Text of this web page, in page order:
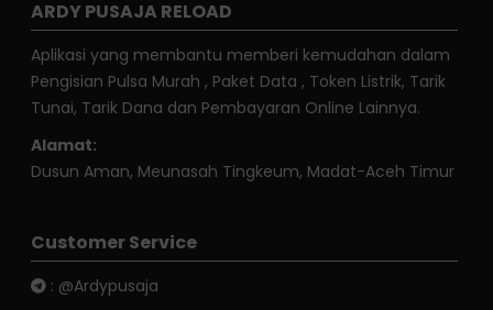
ARDY PUSAJA RELOAD
Aplikasi yang membantu memberi kemudahan dalam
Pengisian Pulsa Murah , Paket Data , Token Listrik, Tarik
Tunai, Tarik Dana dan Pembayaran Online Lainnya.
Alamat:
Dusun Aman, Meunasah Tingkeum, Madat-Aceh Timur
Customer Service
: @Ardypusaja